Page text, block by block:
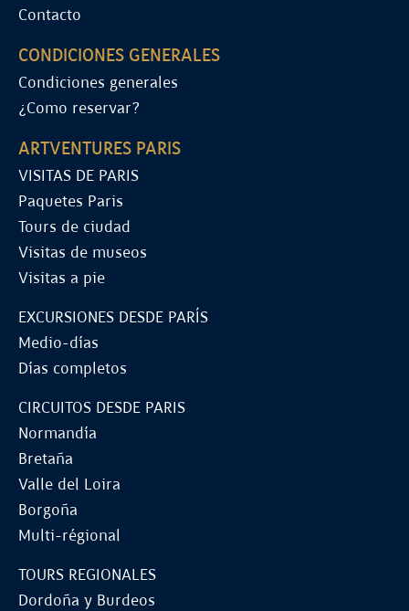
Contacto
CONDICIONES GENERALES
Condiciones generales
¿Como reservar?
ARTVENTURES PARIS
VISITAS DE PARIS
Paquetes Paris
Tours de ciudad
Visitas de museos
Visitas a pie
EXCURSIONES DESDE PARÍS
Medio-días
Días completos
CIRCUITOS DESDE PARIS
Normandía
Bretaña
Valle del Loira
Borgoña
Multi-régional
TOURS REGIONALES
Dordoña y Burdeos